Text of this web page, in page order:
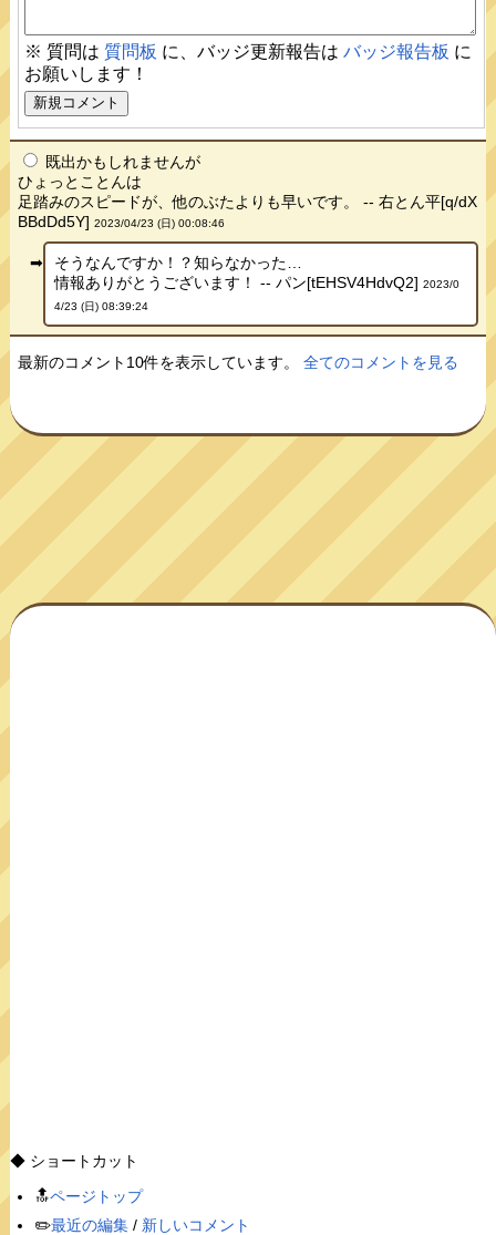
※ 質問は 質問板 に、バッジ更新報告はバッジ報告板 に
お願いします！
既出かもしれませんが
ひょっとことんは
足踏みのスピードが、他のぶたよりも早いです。 -- 右とん平[q/dX
BBdDd5Y]2023/04/23 (日) 00:08:46
そうなんですか！？知らなかった…
情報ありがとうございます！ -- パン[tEHSV4HdvQ2] 2023/0
4/23 (日) 08:39:24
最新のコメント10件を表示しています。全てのコメントを見る
◆ ショートカット
🔝ページトップ
✏️最近の編集/ 新しいコメント